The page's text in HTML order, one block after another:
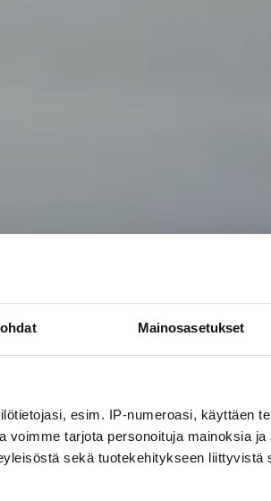
Mainosasetukset
esim. IP-numeroasi, käyttäen
voimme tarjota personoituja mainoksia
sekä tuotekehitykseen liittyvistä